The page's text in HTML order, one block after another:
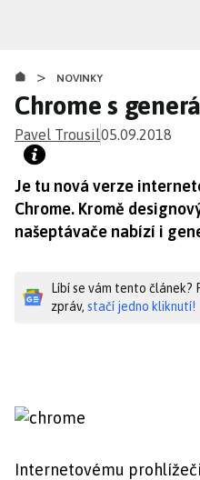
obsahu
> NOVINKY
Chrome s
Pavel Trousil05.09.2018
Je tu nová verze
Chrome. Kromě
našeptávače nabízí i
Líbí se vám tento článek?
zpráv, stačí jedno kliknutí!
Internetovému